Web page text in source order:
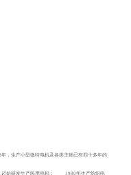
，生产小型微特电机及各类主轴已有四十多年的
始研发生产民用电机； 1980年生产纺织电